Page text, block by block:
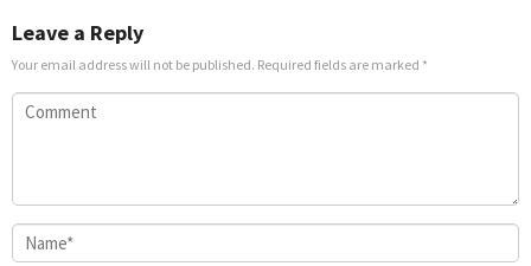
Leave a Reply
Your email address will not be published. Required fields are marked *